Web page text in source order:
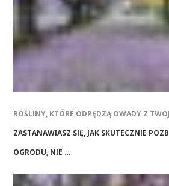
ROŚLINY, KTÓRE ODPĘDZĄ OWADY Z
ZASTANAWIASZ SIĘ, JAK SKUTECZNIE
OGRODU, NIE …